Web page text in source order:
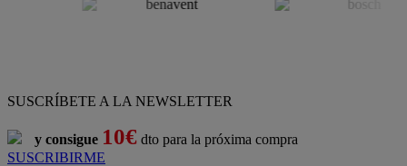
SUSCRÍBETE A LA NEWSLETTER
y consigue 10€ dto para la próxima compra
SUSCRIBIRME